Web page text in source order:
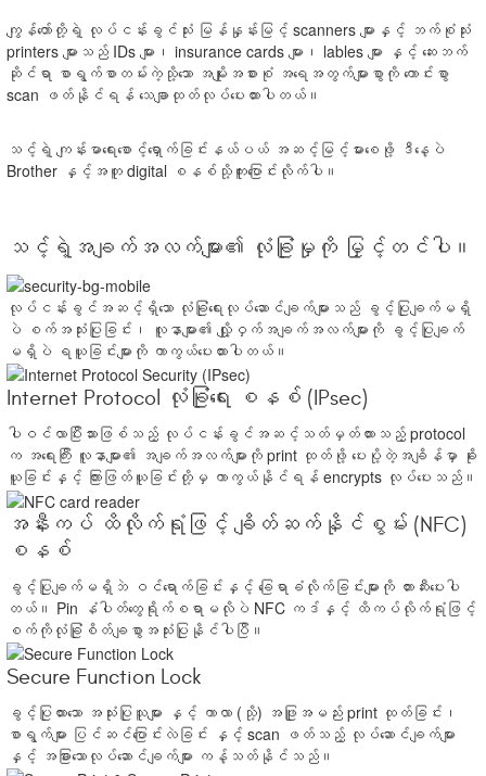
ကျွန်တော်တို့ရဲ့ လုပ်ငန်းခွင်သုံး မြန်နှုန်းမြင့် scanners များနှင့် ဘက်စုံသုံး
printers များသည် IDs များ၊ insurance cards များ၊ lables များ နှင့် ဆေးဘက်
ဆိုင်ရာ စာရွက်စာတမ်းကဲ့သို့သော အမျိုးအစားစုံ အရေအတွက်များစွာကို ကောင်းစွာ
scan ဖတ်နိုင်ရန် သေချာထုတ်လုပ်ပေးထားပါတယ်။
သင့်ရဲ့ ကျန်းမာရေးစောင့်ရှောက်ခြင်းနယ်ပယ် အဆင့်မြင့်မားစေဖို့ ဒီနေ့ပဲ
Brother နှင့်အတူ digital စနစ်သို့ကူးပြောင်းလိုက်ပါ။
သင့်ရဲ့အချက်အလက်များ၏ လုံခြုံမှုကို မြှင့်တင်ပါ။
လုပ်ငန်းခွင်အဆင့်ရှိသော လုံခြုံရေးလုပ်ဆောင်ချက်များသည် ခွင့်ပြုချက်မရှိ
ပဲ စက်အသုံးပြုခြင်း၊ လူနာများ၏ လျှို့ဝှက်အချက်အလက်များကို ခွင့်ပြုချက်
မရှိပဲ ရယူခြင်းများကို ကာကွယ်ပေးထားပါတယ်။
Internet Protocol လုံခြုံရေး စနစ် (IPsec)
ပါဝင်လာပြီးသားဖြစ်သည့် လုပ်ငန်းခွင်အဆင့်သတ်မှတ်ထားသည့် protocol
က အရေးကြီး လူနာများ၏ အချက်အလက်များကို print ထုတ်ဖို့ ပေးပို့တဲ့အချိန်မှာ ခိုး
ယူခြင်းနှင့် ကြားဖြတ်ယူခြင်းတို့မှ ကာကွယ်နိုင်ရန် encrypts လုပ်ပေးသည်။
အနီးကပ် ထိလိုက်ရုံဖြင့် ချိတ်ဆက်နိုင်စွမ်း (NFC)
စနစ်
ခွင့်ပြုချက်မရှိဘဲ ဝင်ရောက်ခြင်းနှင့် ခြေရာခံလိုက်ခြင်းများကို တားဆီးပေးပါ
တယ်။ Pin နံပါတ်တွေရိုက်စရာမလိုပဲ NFC ကဒ်နှင့် ထိကပ်လိုက်ရုံဖြင့်
စက်ကိုလုံခြုံစိတ်ချစွာအသုံးပြုနိုင်ပါပြီ။
Secure Function Lock
ခွင့်ပြုထားသော အသုံးပြုသူများ နှင့် ကာလာ (သို့) အဖြူအမည်း print ထုတ်ခြင်း၊
စာရွက်များ ပြင်ဆင်ပြောင်းလဲခြင်း နှင့် scan ဖတ်သည့် လုပ်ဆောင်ချက်များ
နှင့် အခြားသောလုပ်ဆောင်ချက်များ ကန့်သတ်နိုင်သည်။